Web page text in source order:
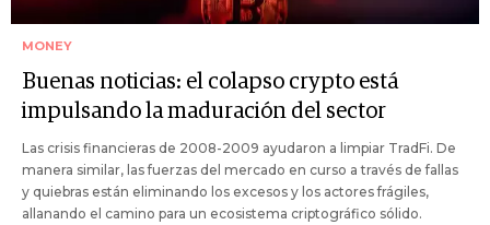
MONEY
Buenas noticias: el colapso crypto está
impulsando la maduración del sector
Las crisis financieras de 2008-2009 ayudaron a limpiar TradFi. De
manera similar, las fuerzas del mercado en curso a través de fallas
y quiebras están eliminando los excesos y los actores frágiles,
allanando el camino para un ecosistema criptográfico sólido.